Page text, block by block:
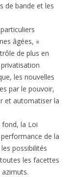
de bande et les
âgées, «
de plus en
les nouvelles
par le pouvoir,
et automatiser la
la Loi
de la
possibilités
les facettes